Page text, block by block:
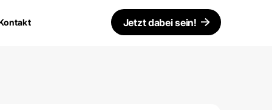
Jetzt dabei sein!